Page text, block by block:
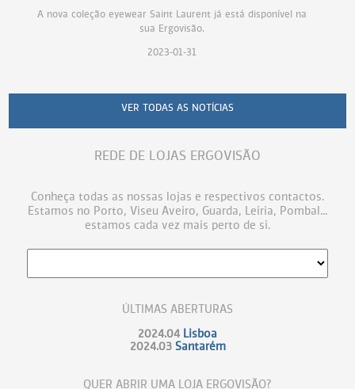
A nova coleção eyewear Saint Laurent já está disponível na
sua Ergovisão.
2023-01-31
VER TODAS AS NOTÍCIAS
REDE DE LOJAS ERGOVISÃO
Conheça todas as nossas lojas e respectivos contactos.
Estamos no Porto, Viseu Aveiro, Guarda, Leiria, Pombal...
estamos cada vez mais perto de si.
ÚLTIMAS ABERTURAS
2024.04 Lisboa
2024.03 Santarém
QUER ABRIR UMA LOJA ERGOVISÃO?